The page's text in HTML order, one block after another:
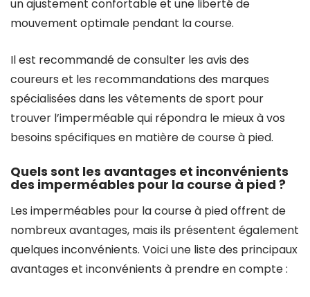
un ajustement confortable et une liberté de
mouvement optimale pendant la course.
Il est recommandé de consulter les avis des
coureurs et les recommandations des marques
spécialisées dans les vêtements de sport pour
trouver l’imperméable qui répondra le mieux à vos
besoins spécifiques en matière de course à pied.
Quels sont les avantages et inconvénients
des imperméables pour la course à pied ?
Les imperméables pour la course à pied offrent de
nombreux avantages, mais ils présentent également
quelques inconvénients. Voici une liste des principaux
avantages et inconvénients à prendre en compte :